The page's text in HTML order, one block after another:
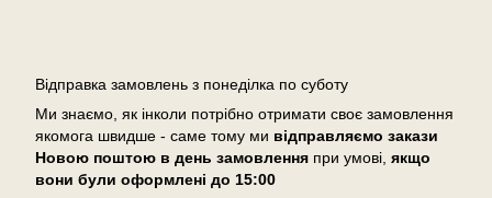
Відправка замовлень з понеділка по суботу
Ми знаємо, як інколи потрібно отримати своє замовлення
якомога швидше - саме тому ми відправляємо закази
Новою поштою в день замовлення при умові, якщо
вони були оформлені до 15:00